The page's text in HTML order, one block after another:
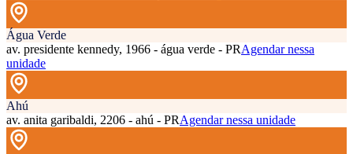
Água Verde
av. presidente kennedy, 1966 - água verde - PRAgendar nessa
unidade
Ahú
av. anita garibaldi, 2206 - ahú - PRAgendar nessa unidade